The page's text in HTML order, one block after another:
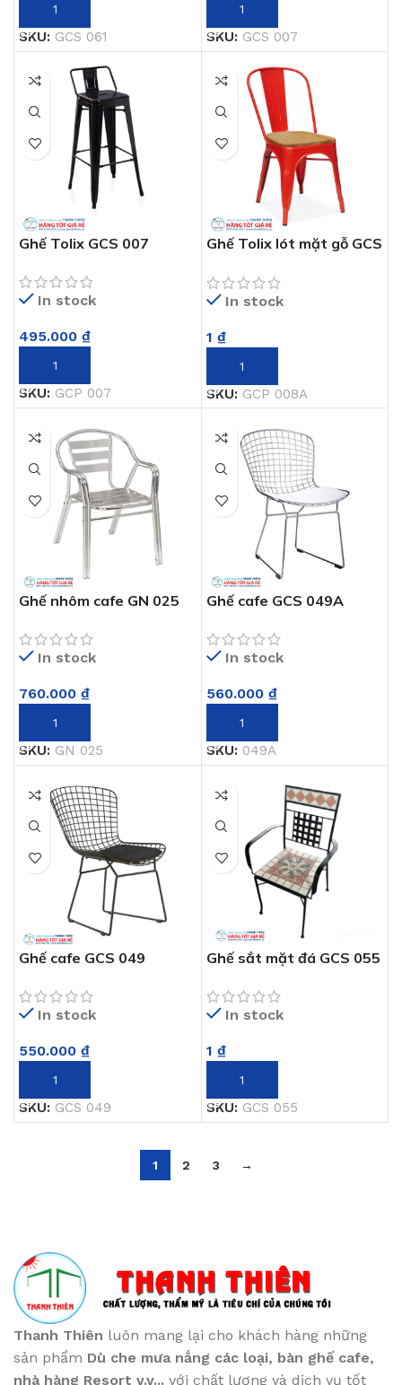
THÊM VÀO GIỎ HÀNG
SKU: GCS 061
THÊM VÀO GIỎ HÀNG
SKU: GCS 007
Ghế Tolix GCS 007
In stock
495.000 ₫
THÊM VÀO GIỎ HÀNG
SKU: GCP 007
Ghế Tolix lót mặt gỗ GCS
In stock
1 ₫
THÊM VÀO GIỎ HÀNG
SKU: GCP 008A
Ghế nhôm cafe GN 025
In stock
760.000 ₫
THÊM VÀO GIỎ HÀNG
SKU: GN 025
Ghế cafe GCS 049A
In stock
560.000 ₫
THÊM VÀO GIỎ HÀNG
SKU: 049A
Ghế cafe GCS 049
In stock
550.000 ₫
THÊM VÀO GIỎ HÀNG
SKU: GCS 049
Ghế sắt mặt đá GCS 055
In stock
1 ₫
THÊM VÀO GIỎ HÀNG
SKU: GCS 055
1 2 3 →
Thanh Thiên luôn mang lại cho khách hàng những
sản phẩm Dù che mưa nắng các loại, bàn ghế cafe,
nhà hàng Resort v.v... với chất lượng và dịch vụ tốt